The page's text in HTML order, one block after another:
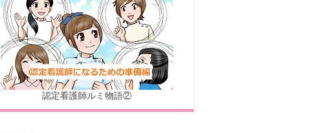
認定看護師ルミ物語②